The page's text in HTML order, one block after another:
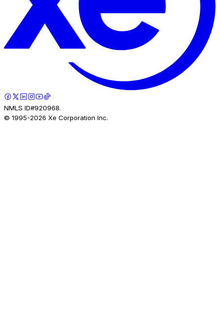
NMLS ID#920968.
© 1995-2026 Xe Corporation Inc.